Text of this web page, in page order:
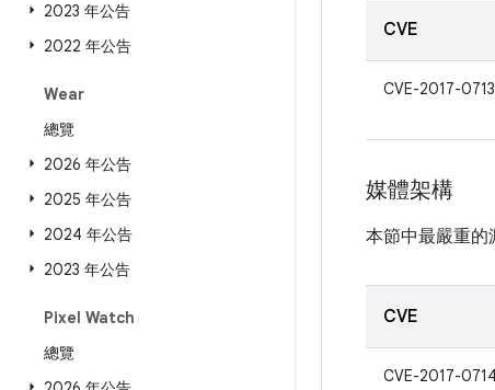
2023 年公告
2022 年公告
Wear
總覽
2026 年公告
2025 年公告
2024 年公告
2023 年公告
Pixel Watch
總覽
CVE
CVE-2017-0713
媒體架構
本節中最嚴重的
CVE
CVE-2017-0714